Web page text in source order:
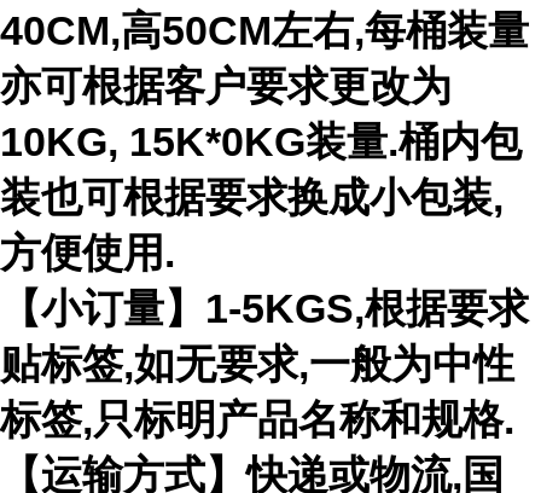
40CM,高50CM左右,每桶装量
亦可根据客户要求更改为
10KG, 15K*0KG装量.桶内包
装也可根据要求换成小包装,
方便使用.
【小订量】1-5KGS,根据要求
贴标签,如无要求,一般为中性
标签,只标明产品名称和规格.
【运输方式】快递或物流,国